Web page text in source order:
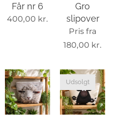
Får nr 6
400,00 kr.
Gro
slipover
Pris fra
180,00 kr.
Udsolgt